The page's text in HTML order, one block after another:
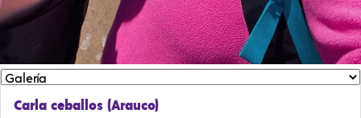
Carla ceballos (Arauco)